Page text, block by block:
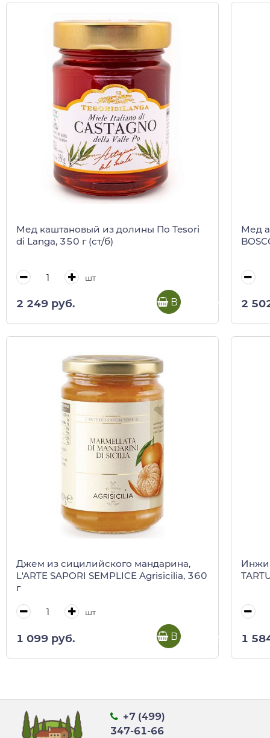
Мед каштановый из долины По Tesori
di Langa, 350 г (ст/б)
шт
2 249 руб. В корзину
Мед
2
Джем из сицилийского мандарина,
L'ARTE SAPORI SEMPLICE Agrisicilia, 360
г
шт
1 099 руб. В корзину 1
+7 (499)
347-61-66